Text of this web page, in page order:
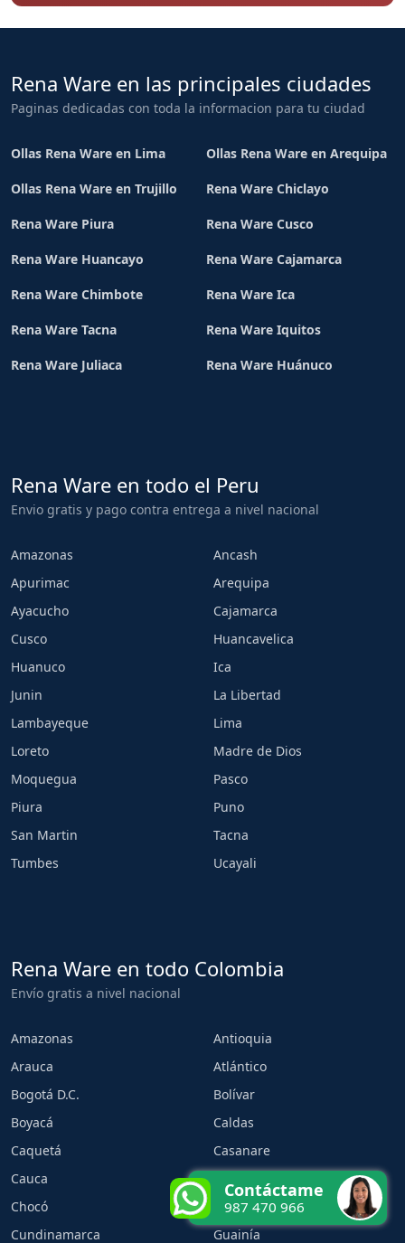
Rena Ware en las principales ciudades
Paginas dedicadas con toda la informacion para tu ciudad
Ollas Rena Ware en Lima Ollas Rena Ware en Arequipa
Ollas Rena Ware en Trujillo Rena Ware Chiclayo
Rena Ware Piura Rena Ware Cusco
Rena Ware Huancayo Rena Ware Cajamarca
Rena Ware Chimbote Rena Ware Ica
Rena Ware Tacna Rena Ware Iquitos
Rena Ware Juliaca Rena Ware Huánuco
Rena Ware en todo el Peru
Envio gratis y pago contra entrega a nivel nacional
Amazonas
Ancash
Apurimac
Arequipa
Ayacucho
Cajamarca
Cusco
Huancavelica
Huanuco
Ica
Junin
La Libertad
Lambayeque
Lima
Loreto
Madre de Dios
Moquegua
Pasco
Piura
Puno
San Martin
Tacna
Tumbes
Ucayali
Rena Ware en todo Colombia
Envío gratis a nivel nacional
Amazonas
Antioquia
Arauca
Atlántico
Bogotá D.C.
Bolívar
Boyacá
Caldas
Caquetá
Casanare
Cauca
Chocó
Córdoba
Cundinamarca
Guainía
Contáctame
987 470 966